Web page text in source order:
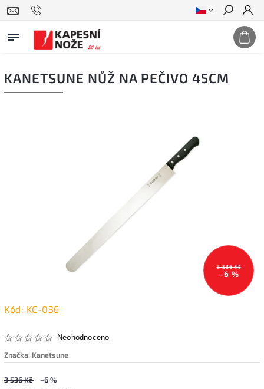
Hledat
KANETSUNE NŮŽ NA PEČIVO 45CM
3 536 Kč
–6 %
Kód: KC-036
Neohodnoceno
Značka: Kanetsune
3 536 Kč –6 %